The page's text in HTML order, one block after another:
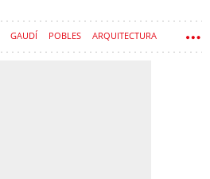
GAUDÍ POBLES ARQUITECTURA